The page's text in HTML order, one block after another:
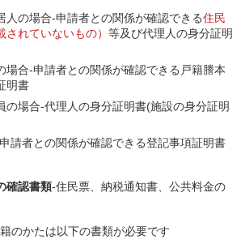
人の場合-申請者との関係が確認できる住民
れていないもの） 等及び代理人の身分証明
場合-申請者との関係が確認できる戸籍謄本
明書
の場合-代理人の身分証明書(施設の身分証明
請者との関係が確認できる登記事項証明書
確認書類-住民票、納税通知書、公共料金の
のかたは以下の書類が必要です